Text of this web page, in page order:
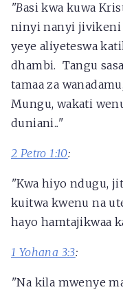
"Basi kwa kuwa
ninyi nanyi jivikeni
yeye aliyeteswa
dhambi. Tangu
tamaa za
Mungu, wakati
duniani.."
2 Petro 1:10:
"Kwa hiyo ndugu,
kuitwa kwenu na
hayo hamtajikwaa
1 Yohana 3:3:
"Na kila mwenye